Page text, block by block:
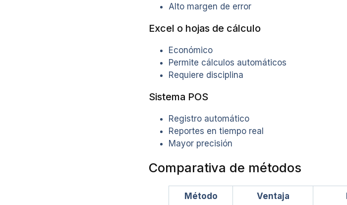
Alto margen de error
Excel o hojas de cálculo
Económico
Permite cálculos automáticos
Requiere disciplina
Sistema POS
Registro automático
Reportes en tiempo real
Mayor precisión
Comparativa de métodos
Método Ventaja